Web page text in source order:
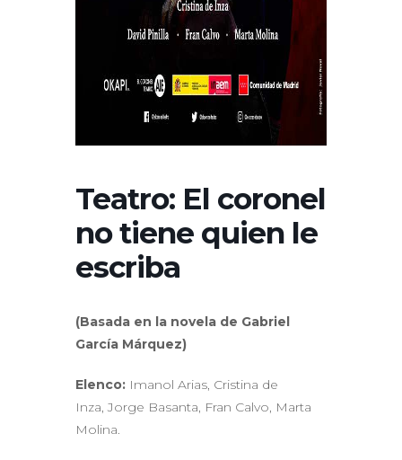
Teatro: El coronel
no tiene quien le
escriba
(Basada en la novela de Gabriel
García Márquez)
Elenco: Imanol Arias, Cristina de
Inza, Jorge Basanta, Fran Calvo, Marta
Molina.